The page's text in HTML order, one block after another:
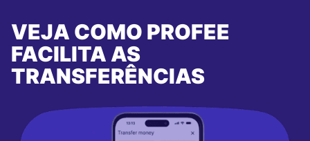
VEJA COMO PROFEE
FACILITA AS
TRANSFERÊNCIAS